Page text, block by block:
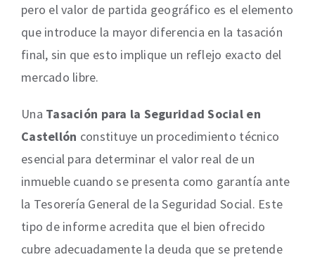
pero el valor de partida geográfico es el elemento
que introduce la mayor diferencia en la tasación
final, sin que esto implique un reflejo exacto del
mercado libre.
Una Tasación para la Seguridad Social en
Castellón constituye un procedimiento técnico
esencial para determinar el valor real de un
inmueble cuando se presenta como garantía ante
la Tesorería General de la Seguridad Social. Este
tipo de informe acredita que el bien ofrecido
cubre adecuadamente la deuda que se pretende